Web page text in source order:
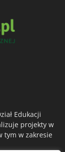
Edukacji
projekty w
tym w zakresie